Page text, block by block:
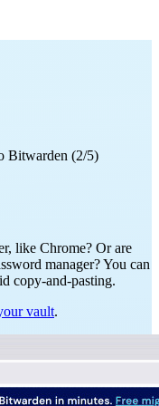
Bitwarden (2/5)
like Chrome? Or are
manager? You can
copy-and-pasting.
vault.